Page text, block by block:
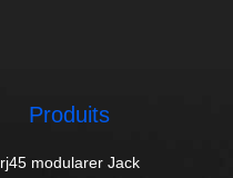
Produits
rj45 modularer Jack